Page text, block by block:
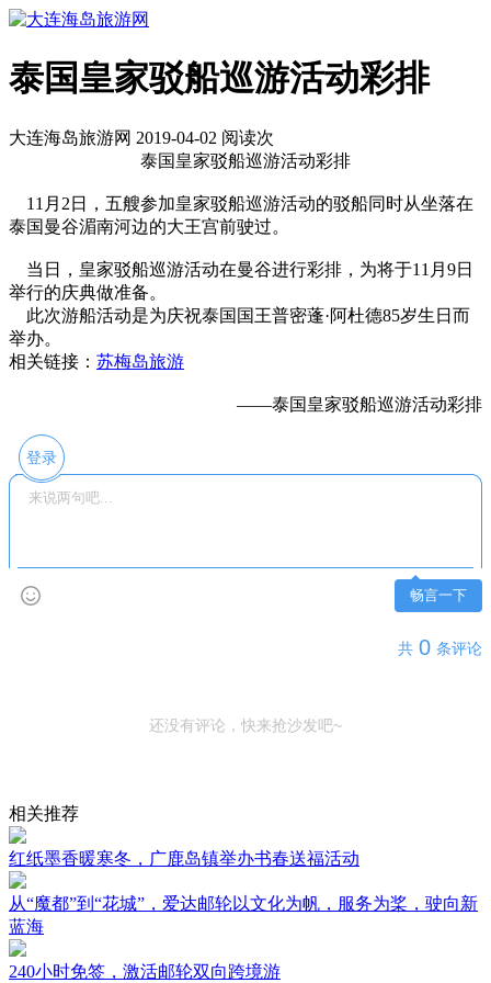
泰国皇家驳船巡游活动彩排
大连海岛旅游网 2019-04-02 阅读次
泰国皇家驳船巡游活动彩排
11月2日，五艘参加皇家驳船巡游活动的驳船同时从坐落在
泰国曼谷湄南河边的大王宫前驶过。
当日，皇家驳船巡游活动在曼谷进行彩排，为将于11月9日
举行的庆典做准备。
此次游船活动是为庆祝泰国国王普密蓬·阿杜德85岁生日而
举办。
相关链接： 苏梅岛旅游
——泰国皇家驳船巡游活动彩排
登录
畅言一下
共 0 条评论
还没有评论，快来抢沙发吧~
相关推荐
红纸墨香暖寒冬，广鹿岛镇举办书春送福活动
从“魔都”到“花城”，爱达邮轮以文化为帆，服务为桨，驶向新
蓝海
240小时免签，激活邮轮双向跨境游